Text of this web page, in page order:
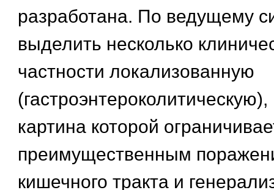
разработана. По ведущему
выделить несколько
частности локализованную
картина которой
преимущественным
кишечного тракта и